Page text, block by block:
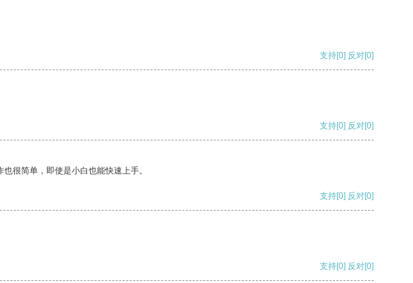
支持[0] 反对[0]
支持[0] 反对[0]
很简单，即使是小白也能快速上手。
支持[0] 反对[0]
支持[0] 反对[0]